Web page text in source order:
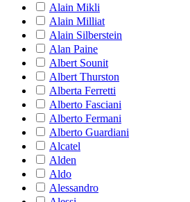
Alain Mikli
Alain Milliat
Alain Silberstein
Alan Paine
Albert Sounit
Albert Thurston
Alberta Ferretti
Alberto Fasciani
Alberto Fermani
Alberto Guardiani
Alcatel
Alden
Aldo
Alessandro